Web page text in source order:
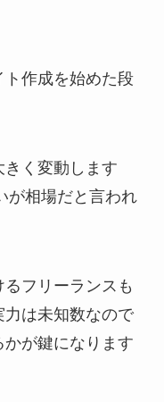
作成を始めた段
く変動します
が相場だと言われ
フリーランスも
は未知数なので
が鍵になります